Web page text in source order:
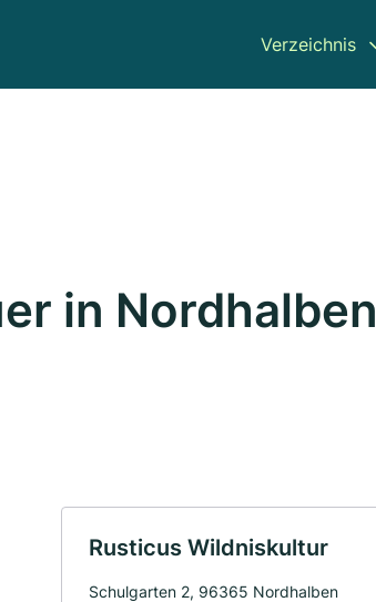
Verzeichnis
in Nordhalben
Rusticus Wildniskultur
Schulgarten 2, 96365 Nordhalben